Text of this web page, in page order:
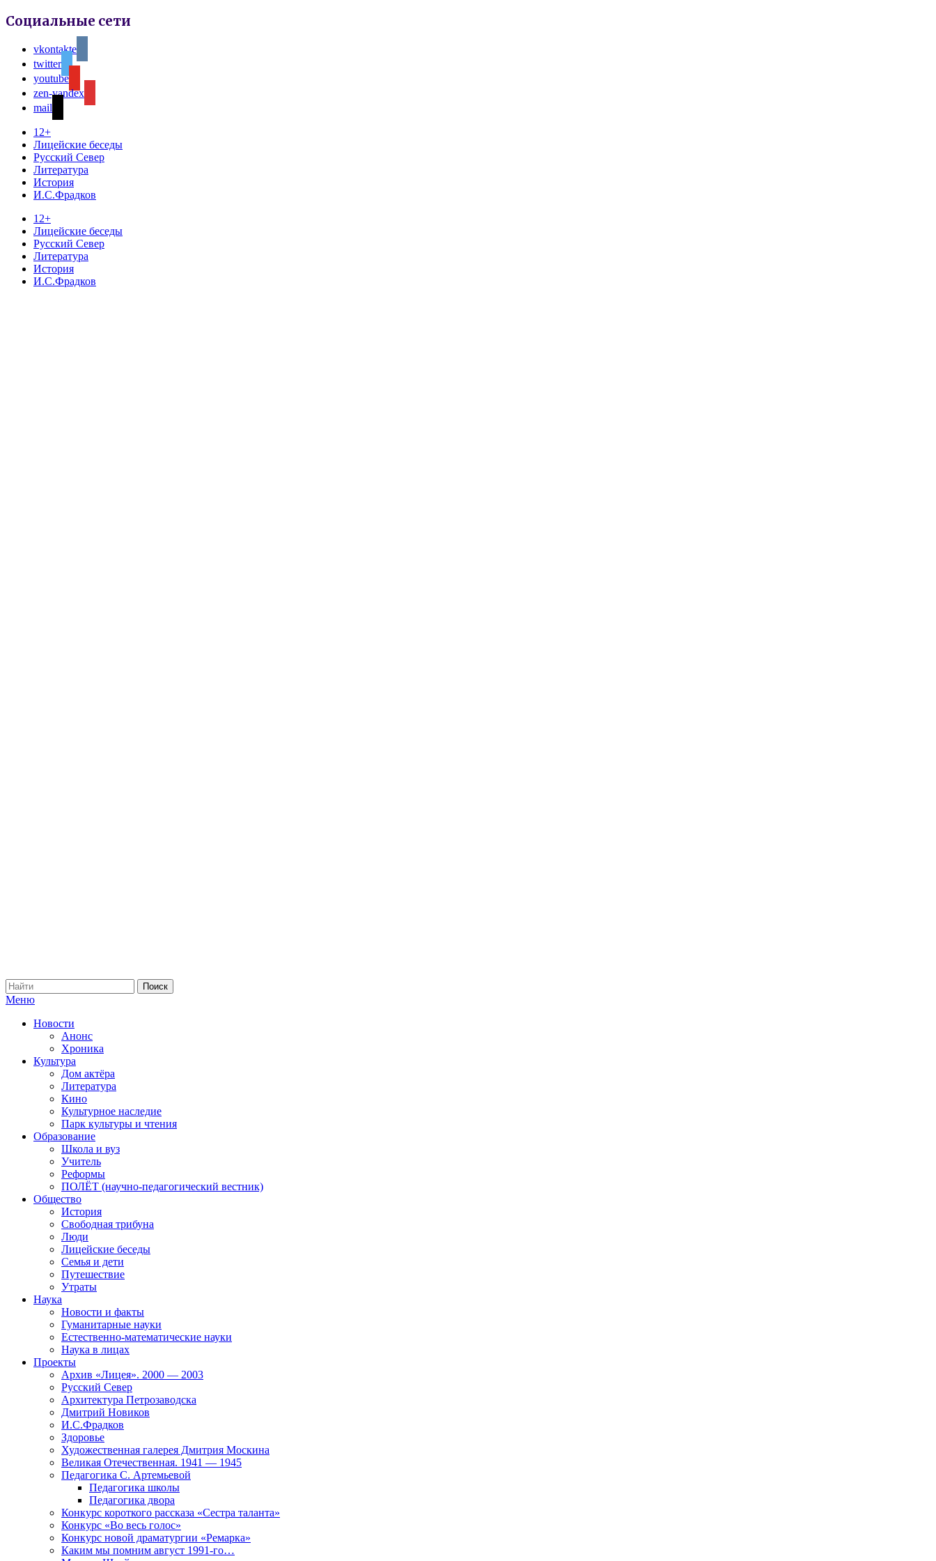
Социальные сети
vkontakte
twitter
youtube
zen-yandex
mail
12+
Лицейские беседы
Русский Север
Литература
История
И.С.Фрадков
12+
Лицейские беседы
Русский Север
Литература
История
И.С.Фрадков
Меню
Новости
Анонс
Хроника
Культура
Дом актёра
Литература
Кино
Культурное наследие
Парк культуры и чтения
Образование
Школа и вуз
Учитель
Реформы
ПОЛЁТ (научно-педагогический вестник)
Общество
История
Свободная трибуна
Люди
Лицейские беседы
Семья и дети
Путешествие
Утраты
Наука
Новости и факты
Гуманитарные науки
Естественно-математические науки
Наука в лицах
Проекты
Архив «Лицея». 2000 — 2003
Русский Север
Архитектура Петрозаводска
Дмитрий Новиков
И.С.Фрадков
Здоровье
Художественная галерея Дмитрия Москина
Великая Отечественная. 1941 — 1945
Педагогика С. Артемьевой
Педагогика школы
Педагогика двора
Конкурс короткого рассказа «Сестра таланта»
Конкурс «Во весь голос»
Конкурс новой драматургии «Ремарка»
Каким мы помним август 1991-го…